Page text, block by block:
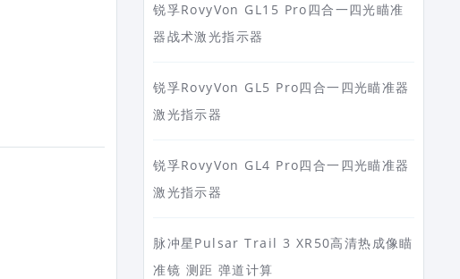
锐孚RovyVon GL15 Pro四合一四光瞄准
器战术激光指示器
锐孚RovyVon GL5 Pro四合一四光瞄准器
激光指示器
锐孚RovyVon GL4 Pro四合一四光瞄准器
激光指示器
脉冲星Pulsar Trail 3 XR50高清热成像瞄
准镜 测距 弹道计算